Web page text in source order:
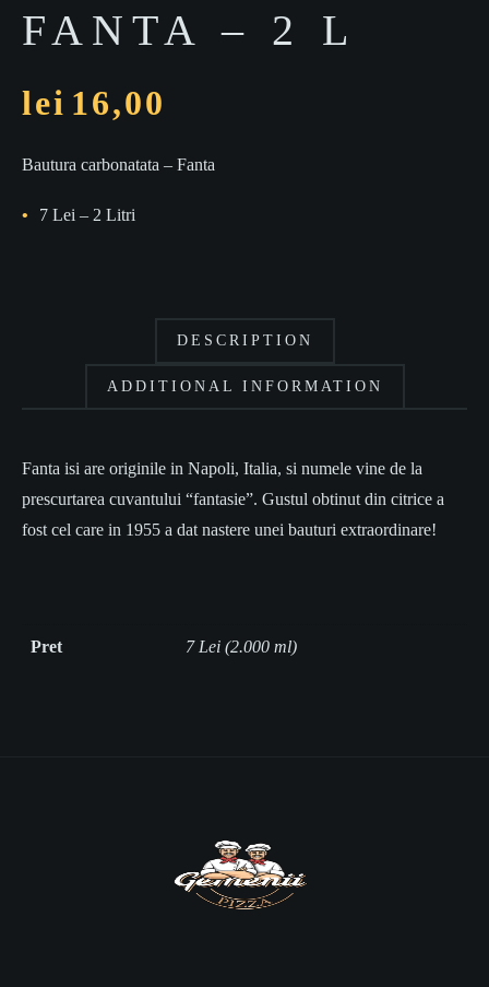
FANTA – 2 L
lei 16,00
Bautura carbonatata – Fanta
7 Lei – 2 Litri
DESCRIPTION
ADDITIONAL INFORMATION
Fanta isi are originile in Napoli, Italia, si numele vine de la
prescurtarea cuvantului “fantasie”. Gustul obtinut din citrice a
fost cel care in 1955 a dat nastere unei bauturi extraordinare!
Pret 7 Lei (2.000 ml)